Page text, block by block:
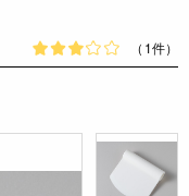
（1件）